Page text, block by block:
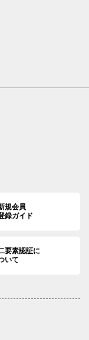
規会員
録ガイド
要素認証に
いて